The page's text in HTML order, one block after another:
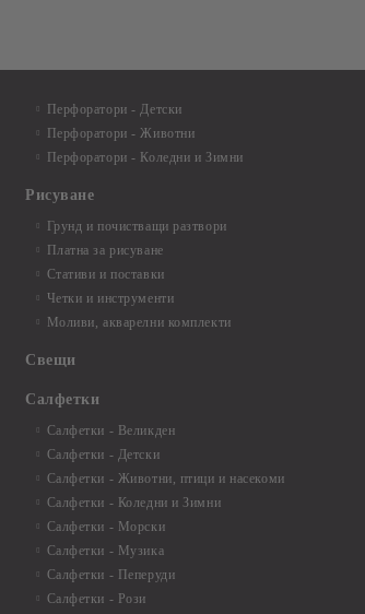
Перфоратори - Детски
Перфоратори - Животни
Перфоратори - Коледни и Зимни
Рисуване
Грунд и почистващи разтвори
Платна за рисуване
Стативи и поставки
Четки и инструменти
Моливи, акварелни комплекти
Свещи
Салфетки
Салфетки - Великден
Салфетки - Детски
Салфетки - Животни, птици и насекоми
Салфетки - Коледни и Зимни
Салфетки - Морски
Салфетки - Музика
Салфетки - Пеперуди
Салфетки - Рози